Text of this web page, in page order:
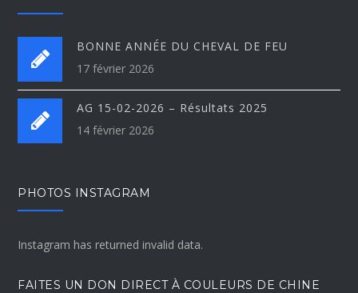
BONNE ANNÉE DU CHEVAL DE FEU
17 février 2026
AG 15-02-2026 – Résultats 2025
14 février 2026
PHOTOS INSTAGRAM
Instagram has returned invalid data.
FAITES UN DON DIRECT À COULEURS DE CHINE